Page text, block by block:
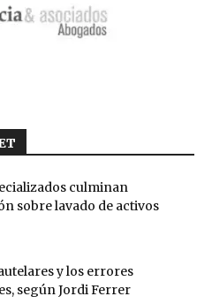
culminan
sobre lavado de activos
y los errores
según Jordi Ferrer